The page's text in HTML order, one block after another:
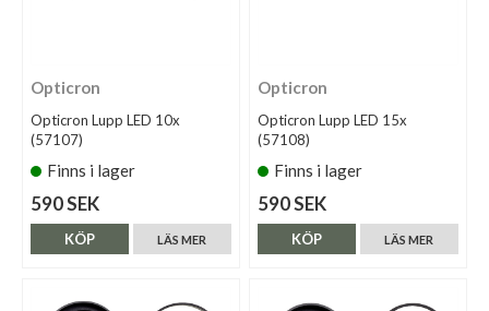
Opticron
Opticron Lupp LED 10x
(57107)
Finns i lager
590 SEK
LÄS MER
KÖP
Opticron
Opticron Lupp LED 15x
(57108)
Finns i lager
590 SEK
LÄS MER
KÖP